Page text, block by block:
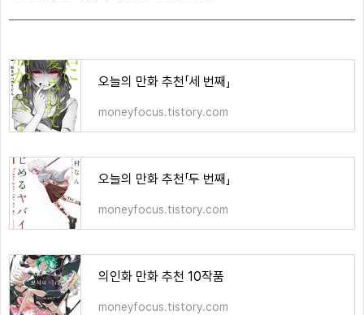
오늘의 만화 추천「세 번째」
moneyfocus.tistory.com
오늘의 만화 추천「두 번째」
moneyfocus.tistory.com
의인화 만화 추천 10작품
moneyfocus.tistory.com